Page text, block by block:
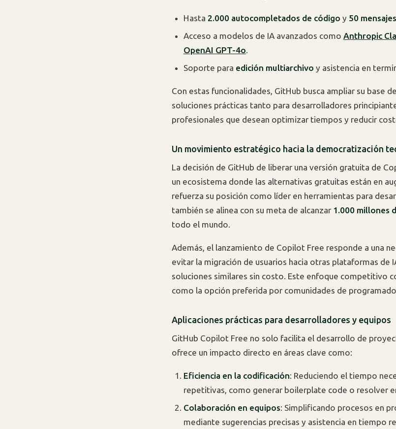
Hasta 2.000 autocompletados de código y 50
Acceso a modelos de IA avanzados como Anthropic
OpenAI GPT-4o.
Soporte para edición multiarchivo y asistencia en
Con estas funcionalidades, GitHub busca ampliar su base
soluciones prácticas tanto para desarrolladores
profesionales que desean optimizar tiempos y reducir
Un movimiento estratégico hacia la democratización
La decisión de GitHub de liberar una versión gratuita de
un ecosistema donde las alternativas gratuitas están en
refuerza su posición como líder en herramientas para
también se alinea con su meta de alcanzar 1.000 millones
todo el mundo.
Además, el lanzamiento de Copilot Free responde a una
evitar la migración de usuarios hacia otras plataformas de
soluciones similares sin costo. Este enfoque competitivo
como la opción preferida por comunidades de
Aplicaciones prácticas para desarrolladores y equipos
GitHub Copilot Free no solo facilita el desarrollo de
ofrece un impacto directo en áreas clave como:
Eficiencia en la codificación: Reduciendo el tiempo
repetitivas, como generar boilerplate code o resolver
Colaboración en equipos: Simplificando procesos en
mediante sugerencias precisas y asistencia en tiempo